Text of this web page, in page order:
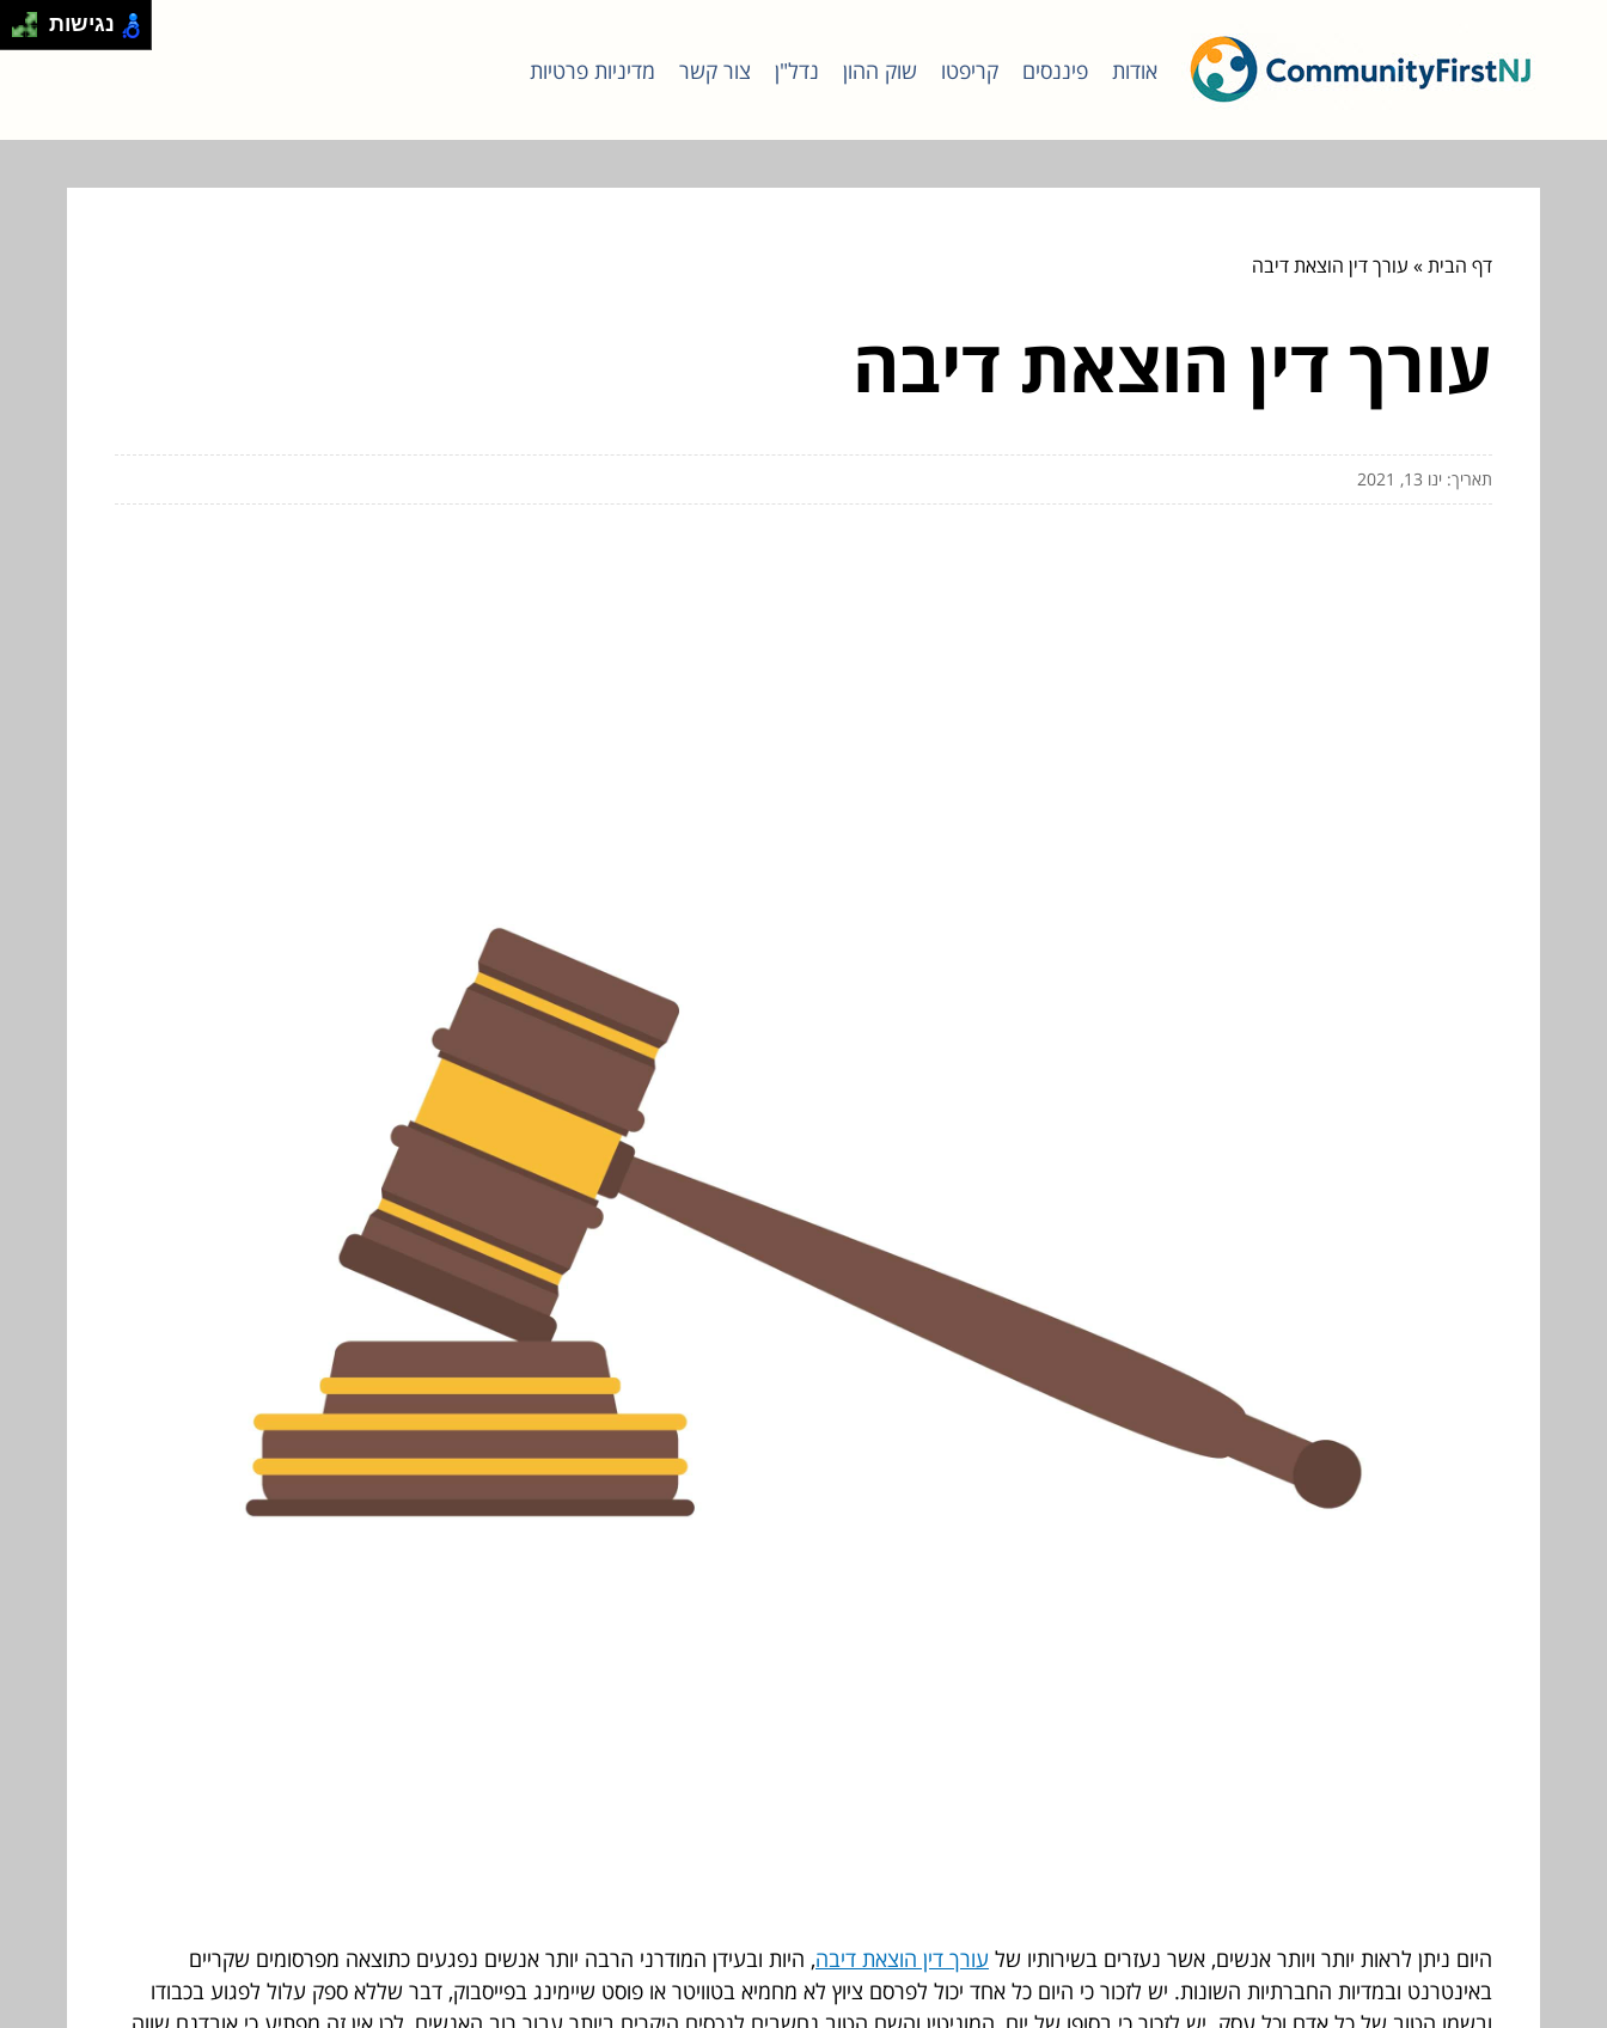
אודות פיננסים קריפטו שוק ההון נדל"ן צור קשר מדיניות פרטיות
דף הבית» עורך דין הוצאת דיבה
עורך דין הוצאת דיבה
תאריך: ינו 13, 2021
היום ניתן לראות יותר ויותר אנשים, אשר נעזרים בשירותיו של עורך דין הוצאת דיבה, היות ובעידן המודרני הרבה יותר אנשים נפגעים כתוצאה מפרסומים שקריים
באינטרנט ובמדיות החברתיות השונות. יש לזכור כי היום כל אחד יכול לפרסם ציוץ לא מחמיא בטוויטר או פוסט שיימינג בפייסבוק, דבר שללא ספק עלול לפגוע בכבודו
נגישות